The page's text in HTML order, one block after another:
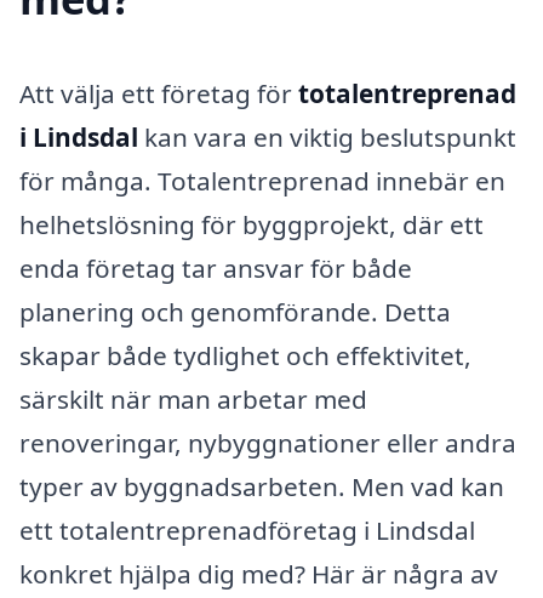
Att välja ett företag förtotalentreprenad
i Lindsdal kan vara en viktig beslutspunkt
för många. Totalentreprenad innebär en
helhetslösning för byggprojekt, där ett
enda företag tar ansvar för både
planering och genomförande. Detta
skapar både tydlighet och effektivitet,
särskilt när man arbetar med
renoveringar, nybyggnationer eller andra
typer av byggnadsarbeten. Men vad kan
ett totalentreprenadföretag i Lindsdal
konkret hjälpa dig med? Här är några av